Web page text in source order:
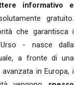
informativo
e
gratuito.
che garantisca i
- nasce dalla
a fronte di una
in Europa, i